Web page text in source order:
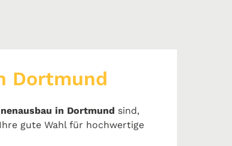
Dortmund
in Dortmund sind,
Ihre gute Wahl für hochwertige